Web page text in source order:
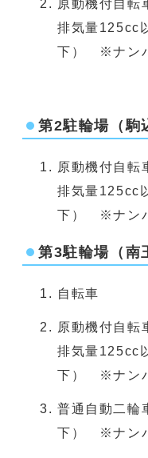
原動機付自転
排気量125cc
下） ※ナン
第2駐輪場（駒
原動機付自転
排気量125cc
下） ※ナン
第3駐輪場（南
自転車
原動機付自転
排気量125cc
下） ※ナン
普通自動二輪
下） ※ナン